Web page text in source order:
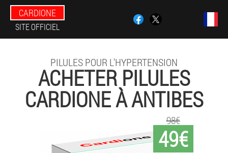
CARDIONE
SITE OFFICIEL
PILULES POUR L'HYPERTENSION
ACHETER PILULES
CARDIONE À ANTIBES
49€
98€